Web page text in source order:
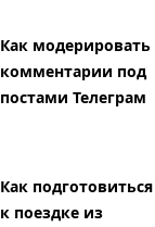
Как модерировать
комментарии под
постами Телеграм
Как подготовиться
к поездке из